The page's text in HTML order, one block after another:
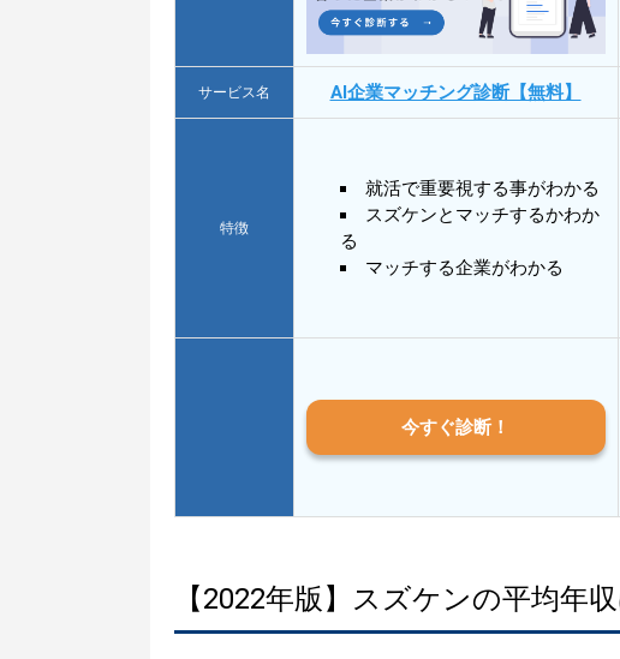
サービス名 AI企業マッチング診断【無料】
特徴
就活で重要視する事がわかる
スズケンとマッチするかわか
る
マッチする企業がわかる
今すぐ診断！
【2022年版】スズケンの平均年